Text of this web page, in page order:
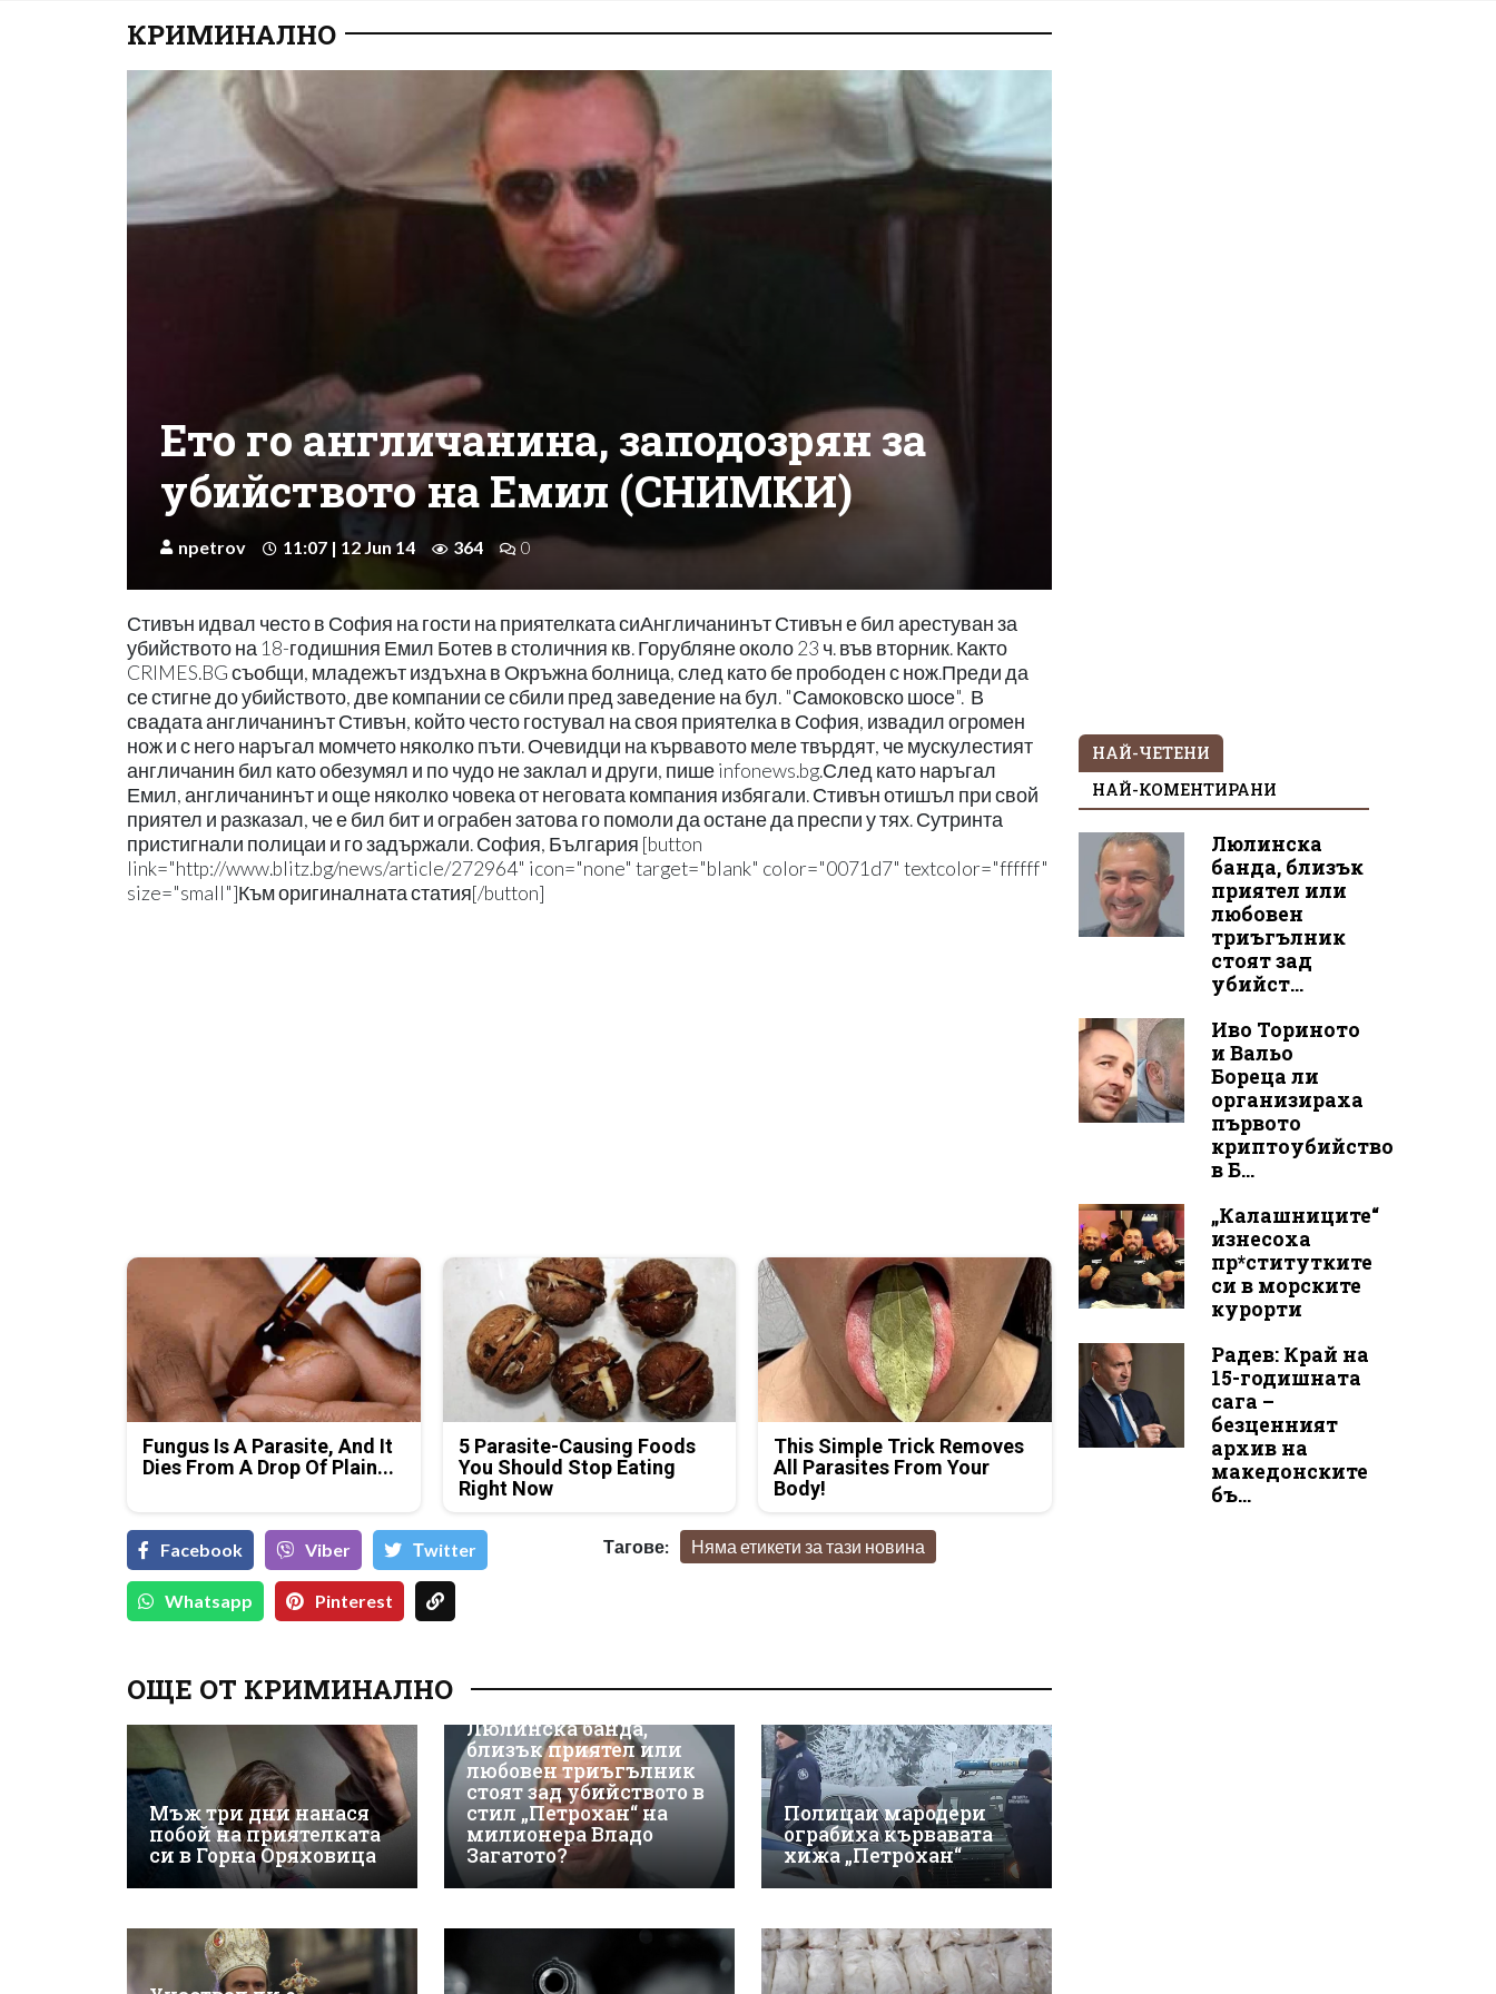
КРИМИНАЛНО
Ето го англичанина, заподозрян за
убийството на Емил (СНИМКИ)
npetrov 11:07 | 12 Jun 14 364 0
Стивън идвал често в София на гости на приятелката сиАнгличанинът Стивън е бил арестуван за
убийството на 18-годишния Емил Ботев в столичния кв. Горубляне около 23 ч. във вторник. Както
CRIMES.BG съобщи, младежът издъхна в Окръжна болница, след като бе прободен с нож.Преди да
се стигне до убийството, две компании се сбили пред заведение на бул. "Самоковско шосе". В
свадата англичанинът Стивън, който често гостувал на своя приятелка в София, извадил огромен
нож и с него наръгал момчето няколко пъти. Очевидци на кървавото меле твърдят, че мускулестият
англичанин бил като обезумял и по чудо не заклал и други, пише infonews.bg.След като наръгал
Емил, англичанинът и още няколко човека от неговата компания избягали. Стивън отишъл при свой
приятел и разказал, че е бил бит и ограбен затова го помоли да остане да преспи у тях. Сутринта
пристигнали полицаи и го задържали. София, България [button
link="http://www.blitz.bg/news/article/272964" icon="none" target="blank" color="0071d7" textcolor="ffffff"
size="small"]Към оригиналната статия[/button]
Fungus Is A Parasite, And It
Dies From A Drop Of Plain...
5 Parasite-Causing Foods
You Should Stop Eating
Right Now
This Simple Trick Removes
All Parasites From Your
Body!
Facebook Viber Тwitter
Whatsapp Pinterest
Тагове: Няма етикети за тази новина
ОЩЕ ОТ КРИМИНАЛНО
Мъж три дни нанася
побой на приятелката
си в Горна Оряховица
Люлинска банда,
близък приятел или
любовен триъгълник
стоят зад убийството в
стил „Петрохан“ на
милионера Владо
Загатото?
Полицаи мародери
ограбиха кървавата
хижа „Петрохан“
НАЙ-ЧЕТЕНИ
НАЙ-КОМЕНТИРАНИ
Люлинска
банда, близък
приятел или
любовен
триъгълник
стоят зад
убийст...
Иво Ториното
и Вальо
Бореца ли
организираха
първото
криптоубийство
в Б...
„Калашниците“
изнесоха
пр*ститутките
си в морските
курорти
Радев: Край на
15-годишната
сага –
безценният
архив на
македонските
бъ...